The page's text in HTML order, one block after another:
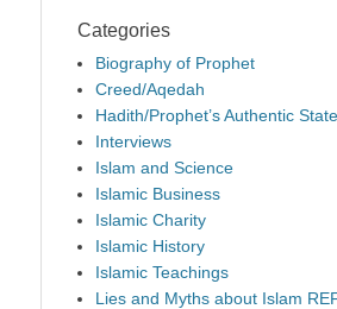
Categories
Biography of Prophet
Creed/Aqedah
Hadith/Prophet’s Authentic
Interviews
Islam and Science
Islamic Business
Islamic Charity
Islamic History
Islamic Teachings
Lies and Myths about Islam